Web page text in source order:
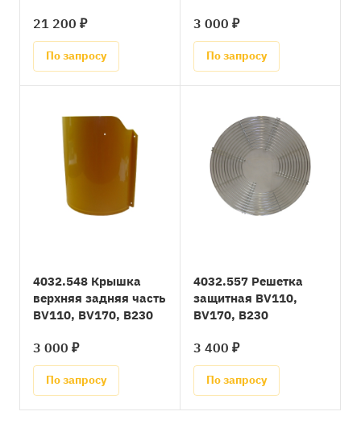
21 200 ₽
По запросу
3 000 ₽
По запросу
4032.548 Крышка
верхняя задняя часть
BV110, BV170, B230
3 000 ₽
По запросу
4032.557 Решетка
защитная BV110,
BV170, B230
3 400 ₽
По запросу